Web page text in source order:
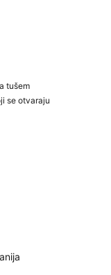
tušem
se otvaraju